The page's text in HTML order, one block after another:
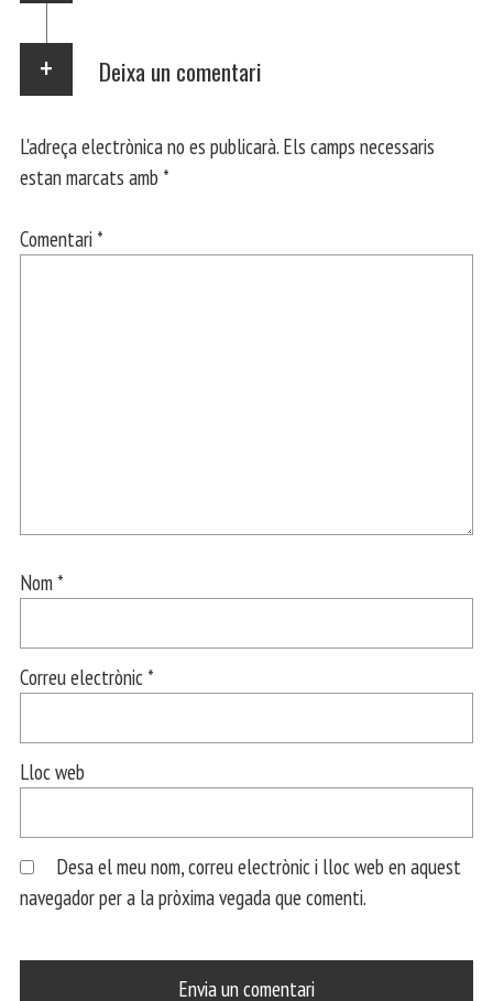
Deixa un comentari
L'adreça electrònica no es publicarà. Els camps necessaris
estan marcats amb *
Comentari *
Nom *
Correu electrònic *
Lloc web
Desa el meu nom, correu electrònic i lloc web en aquest
navegador per a la pròxima vegada que comenti.